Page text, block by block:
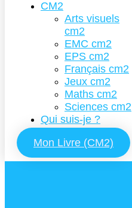
CM2
Arts visuels
cm2
EMC cm2
EPS cm2
Français cm2
Jeux cm2
Maths cm2
Sciences cm2
Qui suis-je ?
Mon Livre (CM2)